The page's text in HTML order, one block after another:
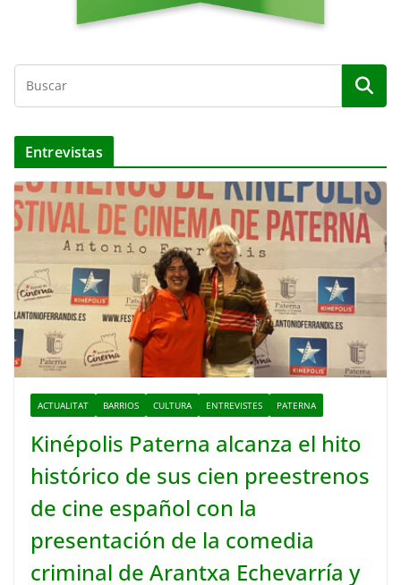
Entrevistas
ACTUALITAT BARRIOS CULTURA ENTREVISTES PATERNA
Kinépolis Paterna alcanza el hito
histórico de sus cien preestrenos
de cine español con la
presentación de la comedia
criminal de Arantxa Echevarría y